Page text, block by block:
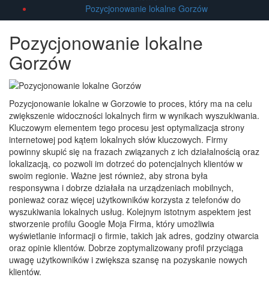
Pozycjonowanie lokalne Gorzów
Pozycjonowanie lokalne
Gorzów
Pozycjonowanie lokalne w Gorzowie to proces, który ma na celu
zwiększenie widoczności lokalnych firm w wynikach wyszukiwania.
Kluczowym elementem tego procesu jest optymalizacja strony
internetowej pod kątem lokalnych słów kluczowych. Firmy
powinny skupić się na frazach związanych z ich działalnością oraz
lokalizacją, co pozwoli im dotrzeć do potencjalnych klientów w
swoim regionie. Ważne jest również, aby strona była
responsywna i dobrze działała na urządzeniach mobilnych,
ponieważ coraz więcej użytkowników korzysta z telefonów do
wyszukiwania lokalnych usług. Kolejnym istotnym aspektem jest
stworzenie profilu Google Moja Firma, który umożliwia
wyświetlanie informacji o firmie, takich jak adres, godziny otwarcia
oraz opinie klientów. Dobrze zoptymalizowany profil przyciąga
uwagę użytkowników i zwiększa szansę na pozyskanie nowych
klientów.